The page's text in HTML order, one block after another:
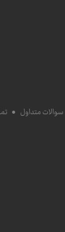
سوالات متداول